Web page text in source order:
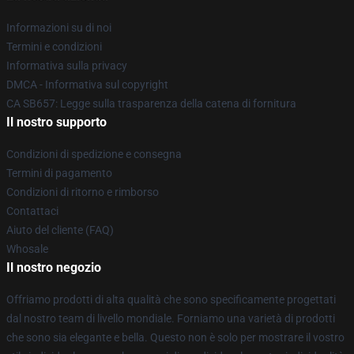
Informazioni su di noi
Termini e condizioni
Informativa sulla privacy
DMCA - Informativa sul copyright
CA SB657: Legge sulla trasparenza della catena di fornitura
Il nostro supporto
Condizioni di spedizione e consegna
Termini di pagamento
Condizioni di ritorno e rimborso
Contattaci
Aiuto del cliente (FAQ)
Whosale
Il nostro negozio
Offriamo prodotti di alta qualità che sono specificamente progettati
dal nostro team di livello mondiale. Forniamo una varietà di prodotti
che sono sia elegante e bella. Questo non è solo per mostrare il vostro